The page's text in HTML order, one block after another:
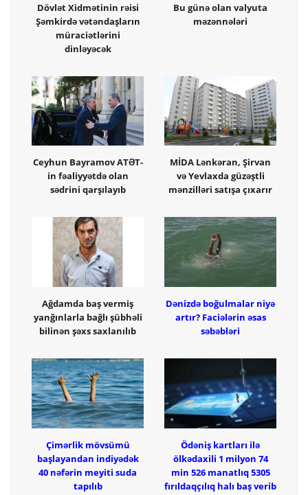
Dövlət Xidmətinin rəisi
Şəmkirdə vətəndaşların
müraciətlərini
dinləyəcək
Bu günə olan valyuta
məzənnələri
Ceyhun Bayramov ATƏT-
in fəaliyyətdə olan
sədrini qarşılayıb
MİDA Lənkəran, Şirvan
və Yevlaxda güzəştli
mənzilləri satışa çıxarır
Ağdamda baş vermiş
yanğınlarla bağlı şübhəli
bilinən şəxs saxlanılıb
Dənizdə boğulmalar niyə
artır? Faciələrin əsas
səbəbləri
Çimərlik mövsümü
başlayandan indiyədək
40 nəfərin meyiti suda
tapılıb
Ödəniş kartları ilə
ölkədaxili 1 milyon 74
min 526 manatlıq 5305
fırıldaqçılıq halı baş verib